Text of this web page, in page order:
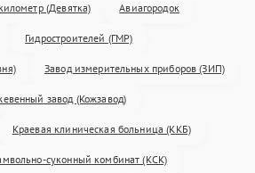
(Девятка) Авиагородок
Гидростроителей (ГМР)
Завод измерительных приборов (ЗИП)
завод (Кожзавод)
Краевая клиническая больница (ККБ)
суконный комбинат (КСК)